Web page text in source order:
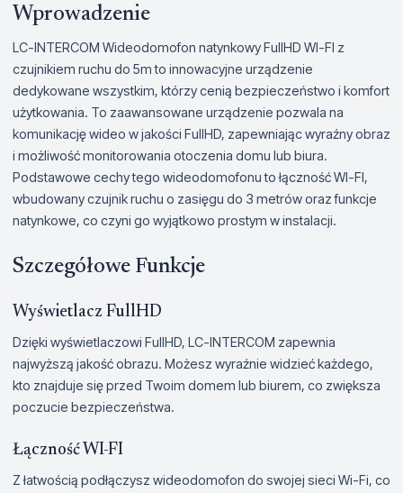
Wprowadzenie
LC-INTERCOM Wideodomofon natynkowy FullHD WI-FI z
czujnikiem ruchu do 5m to innowacyjne urządzenie
dedykowane wszystkim, którzy cenią bezpieczeństwo i komfort
użytkowania. To zaawansowane urządzenie pozwala na
komunikację wideo w jakości FullHD, zapewniając wyraźny obraz
i możliwość monitorowania otoczenia domu lub biura.
Podstawowe cechy tego wideodomofonu to łączność WI-FI,
wbudowany czujnik ruchu o zasięgu do 3 metrów oraz funkcje
natynkowe, co czyni go wyjątkowo prostym w instalacji.
Szczegółowe Funkcje
Wyświetlacz FullHD
Dzięki wyświetlaczowi FullHD, LC-INTERCOM zapewnia
najwyższą jakość obrazu. Możesz wyraźnie widzieć każdego,
kto znajduje się przed Twoim domem lub biurem, co zwiększa
poczucie bezpieczeństwa.
Łączność WI-FI
Z łatwością podłączysz wideodomofon do swojej sieci Wi-Fi, co